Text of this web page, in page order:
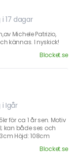
17 dagar
Michele Patrizio,
kännas. I nyskick!
Blocket.se
i Igår
för ca 1 år sen. Motiv
kan både ses och
Höjd: 108cm
Blocket.se